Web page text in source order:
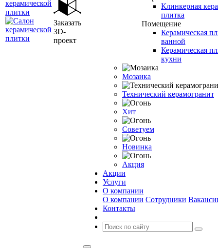
Заказать
3D-
проект
Клинкерная
плитка
Помещение
Керамическая
ванной
Керамическая
кухни
Мозаика
Технический керамогранит
Хит
Советуем
Новинка
Акция
Акции
Услуги
О компании
О компании Сотрудники
Контакты